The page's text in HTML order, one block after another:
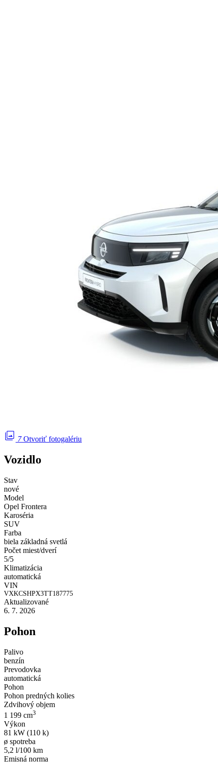
photo_library 7 Otvoriť fotogalériu
Vozidlo
Stav
nové
Model
Opel Frontera
Karoséria
SUV
Farba
biela základná svetlá
Počet miest/dverí
5/5
Klimatizácia
automatická
VIN
VXKCSHPX3TT187775
Aktualizované
6. 7. 2026
Pohon
Palivo
benzín
Prevodovka
automatická
Pohon
Pohon predných kolies
Zdvihový objem
1 199 cm3
Výkon
81 kW (110 k)
ø spotreba
5,2 l/100 km
Emisná norma